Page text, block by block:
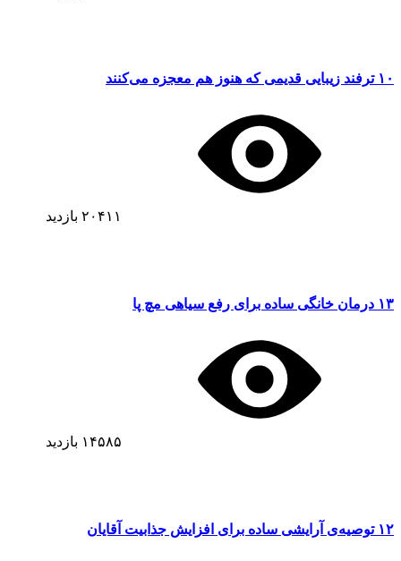
۱۰ ترفند زیبایی قدیمی که هنوز هم معجزه می‌کنند
۲۰۴۱۱ بازدید
۱۳ درمان خانگی ساده برای رفع سیاهی مچ پا
۱۴۵۸۵ بازدید
۱۲ توصیه‌ی آرایشی ساده برای افزایش جذابیت آقایان